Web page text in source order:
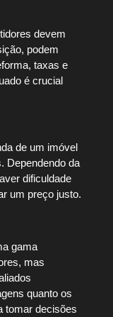
devem
podem
taxas e
é crucial
de um imóvel
Dependendo da
dificuldade
um preço justo.
gama
mas
quanto os
tomar decisões